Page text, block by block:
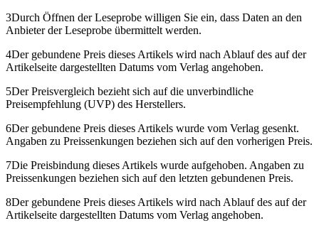
3Durch Öffnen der Leseprobe willigen Sie ein, dass Daten an den
Anbieter der Leseprobe übermittelt werden.
4Der gebundene Preis dieses Artikels wird nach Ablauf des auf der
Artikelseite dargestellten Datums vom Verlag angehoben.
5Der Preisvergleich bezieht sich auf die unverbindliche
Preisempfehlung (UVP) des Herstellers.
6Der gebundene Preis dieses Artikels wurde vom Verlag gesenkt.
Angaben zu Preissenkungen beziehen sich auf den vorherigen Preis.
7Die Preisbindung dieses Artikels wurde aufgehoben. Angaben zu
Preissenkungen beziehen sich auf den letzten gebundenen Preis.
8Der gebundene Preis dieses Artikels wird nach Ablauf des auf der
Artikelseite dargestellten Datums vom Verlag angehoben.